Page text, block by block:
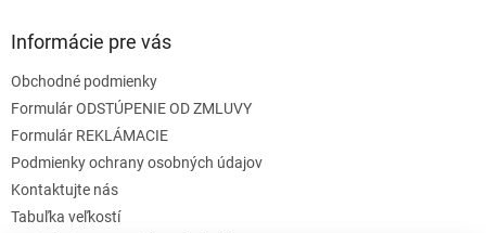
s
Informácie pre vás
Obchodné podmienky
Formulár ODSTÚPENIE OD ZMLUVY
Formulár REKLÁMACIE
Podmienky ochrany osobných údajov
Kontaktujte nás
Tabuľka veľkostí